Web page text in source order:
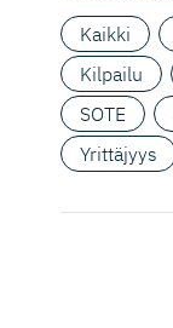
Kaikki
Kilpailu
SOTE
Yrittäjyys